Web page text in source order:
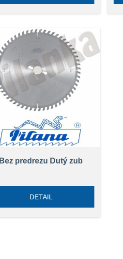
Bez predrezu Dutý zub
DETAIL